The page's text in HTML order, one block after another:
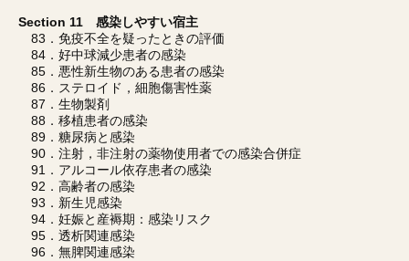
Section 11 感染しやすい宿主
83．免疫不全を疑ったときの評価
84．好中球減少患者の感染
85．悪性新生物のある患者の感染
86．ステロイド，細胞傷害性薬
87．生物製剤
88．移植患者の感染
89．糖尿病と感染
90．注射，非注射の薬物使用者での感染合併症
91．アルコール依存患者の感染
92．高齢者の感染
93．新生児感染
94．妊娠と産褥期：感染リスク
95．透析関連感染
96．無脾関連感染